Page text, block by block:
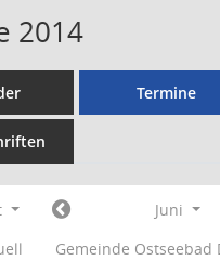
2014
Termine
Juni
Gemeinde Ostseebad